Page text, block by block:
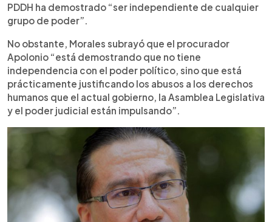
PDDH ha demostrado “ser independiente de cualquier
grupo de poder”.
No obstante, Morales subrayó que el procurador
Apolonio “está demostrando que no tiene
independencia con el poder político, sino que está
prácticamente justificando los abusos a los derechos
humanos que el actual gobierno, la Asamblea Legislativa
y el poder judicial están impulsando”.